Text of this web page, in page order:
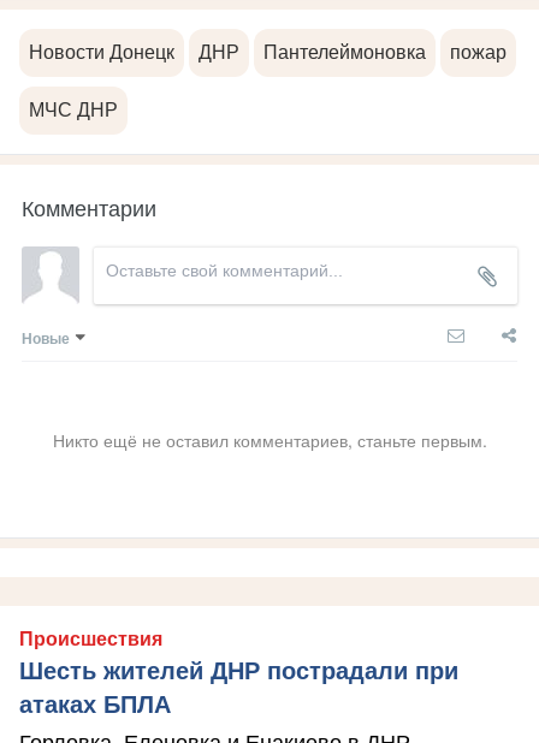
Новости Донецк ДНР Пантелеймоновка пожар
МЧС ДНР
Комментарии
Новые
Никто ещё не оставил комментариев, станьте первым.
Происшествия
Шесть жителей ДНР пострадали при
атаках БПЛА